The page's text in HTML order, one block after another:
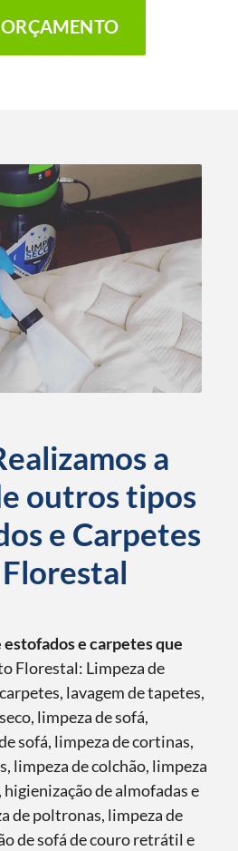
a
outros tipos
e Carpetes
e carpetes que
Florestal: Limpeza de
lavagem de tapetes,
limpeza de sofá,
sofá, limpeza de cortinas,
limpeza de colchão, limpeza
higienização de almofadas e
de poltronas, limpeza de
de sofá de couro retrátil e